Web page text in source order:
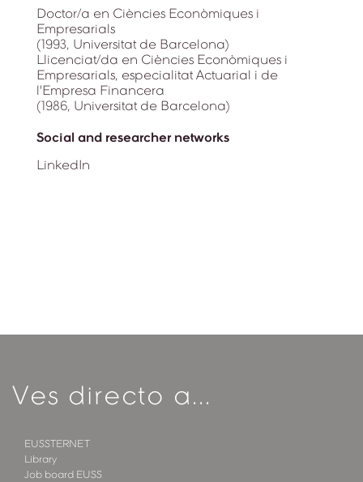
Doctor/a en Ciències Econòmiques i
Empresarials
(1993, Universitat de Barcelona)
Llicenciat/da en Ciències Econòmiques i
Empresarials, especialitat Actuarial i de
l'Empresa Financera
(1986, Universitat de Barcelona)
Social and researcher networks
LinkedIn
Ves directo a...
EUSSTERNET
Library
Job board EUSS